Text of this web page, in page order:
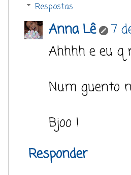
Respostas
Anna Lê
7
Ahhhh e eu q
Num guento
Bjoo !
Responder